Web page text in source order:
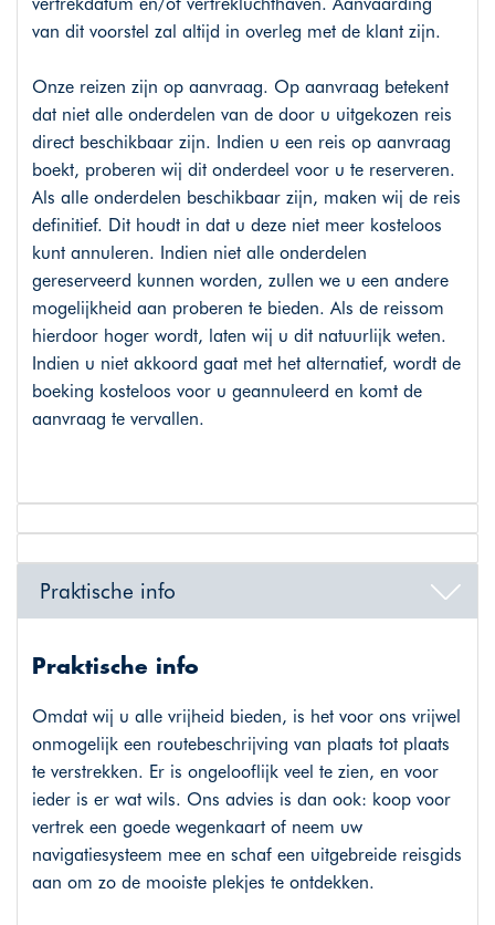
van dit voorstel zal altijd in overleg met de klant zijn.
Onze reizen zijn op aanvraag. Op aanvraag betekent
dat niet alle onderdelen van de door u uitgekozen reis
direct beschikbaar zijn. Indien u een reis op aanvraag
boekt, proberen wij dit onderdeel voor u te reserveren.
Als alle onderdelen beschikbaar zijn, maken wij de reis
definitief. Dit houdt in dat u deze niet meer kosteloos
kunt annuleren. Indien niet alle onderdelen
gereserveerd kunnen worden, zullen we u een andere
mogelijkheid aan proberen te bieden. Als de reissom
hierdoor hoger wordt, laten wij u dit natuurlijk weten.
Indien u niet akkoord gaat met het alternatief, wordt de
boeking kosteloos voor u geannuleerd en komt de
aanvraag te vervallen.
Praktische info
Praktische info
Omdat wij u alle vrijheid bieden, is het voor ons vrijwel
onmogelijk een routebeschrijving van plaats tot plaats
te verstrekken. Er is ongelooflijk veel te zien, en voor
ieder is er wat wils. Ons advies is dan ook: koop voor
vertrek een goede wegenkaart of neem uw
navigatiesysteem mee en schaf een uitgebreide reisgids
aan om zo de mooiste plekjes te ontdekken.